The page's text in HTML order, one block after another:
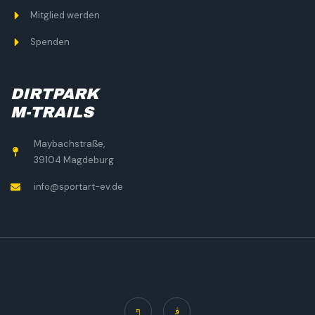
Mitglied werden
Spenden
DIRTPARK
M-TRAILS
Maybachstraße,
39104 Magdeburg
info@sportart-ev.de